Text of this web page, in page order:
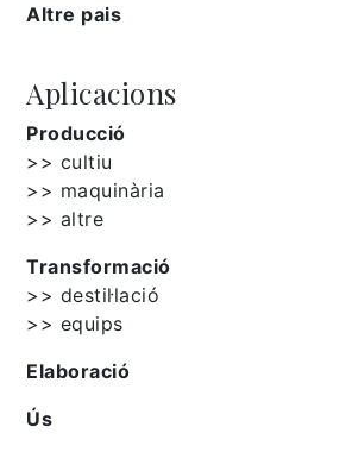
Altre pais
Aplicacions
Producció
>> cultiu
>> maquinària
>> altre
Transformació
>> destil·lació
>> equips
Elaboració
Ús